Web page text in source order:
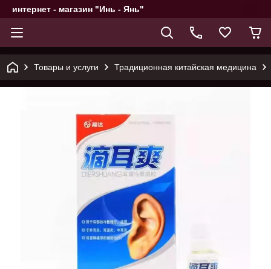
интернет - магазин "Инь - Янь"
Товары и услуги Традиционная китайская медицина